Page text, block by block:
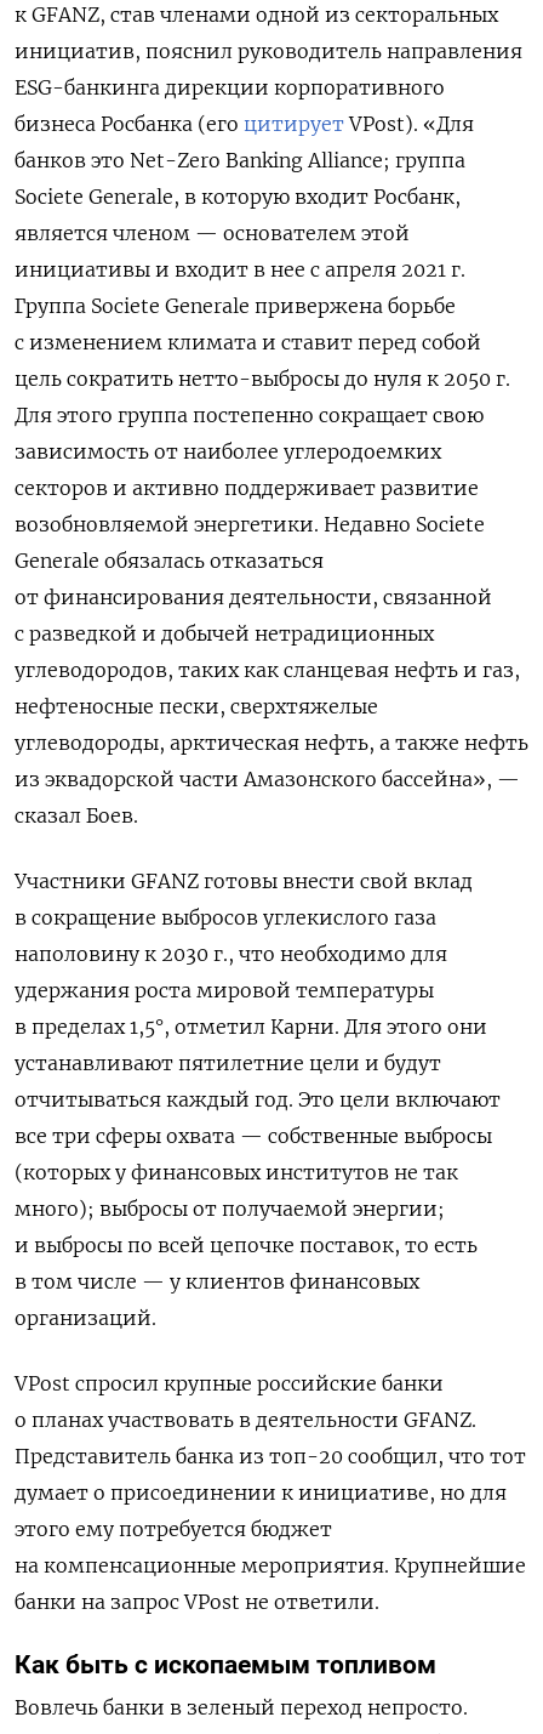
к GFANZ, став членами одной из секторальных
инициатив, пояснил руководитель направления
ESG-банкинга дирекции корпоративного
бизнеса Росбанка (его цитируетVPost). «Для
банков это Net-Zero Banking Alliance; группа
Societe Generale, в которую входит Росбанк,
является членом — основателем этой
инициативы и входит в нее с апреля 2021 г.
Группа Societe Generale привержена борьбе
с изменением климата и ставит перед собой
цель сократить нетто-выбросы до нуля к 2050 г.
Для этого группа постепенно сокращает свою
зависимость от наиболее углеродоемких
секторов и активно поддерживает развитие
возобновляемой энергетики. Недавно Societe
Generale обязалась отказаться
от финансирования деятельности, связанной
с разведкой и добычей нетрадиционных
углеводородов, таких как сланцевая нефть и газ,
нефтеносные пески, сверхтяжелые
углеводороды, арктическая нефть, а также нефть
из эквадорской части Амазонского бассейна», —
сказал Боев.
Участники GFANZ готовы внести свой вклад
в сокращение выбросов углекислого газа
наполовину к 2030 г., что необходимо для
удержания роста мировой температуры
в пределах 1,5°, отметил Карни. Для этого они
устанавливают пятилетние цели и будут
отчитываться каждый год. Это цели включают
все три сферы охвата — собственные выбросы
(которых у финансовых институтов не так
много); выбросы от получаемой энергии;
и выбросы по всей цепочке поставок, то есть
в том числе — у клиентов финансовых
организаций.
VPost спросил крупные российские банки
о планах участвовать в деятельности GFANZ.
Представитель банка из топ-20 сообщил, что тот
думает о присоединении к инициативе, но для
этого ему потребуется бюджет
на компенсационные мероприятия. Крупнейшие
банки на запрос VPost не ответили.
Как быть с ископаемым топливом
Вовлечь банки в зеленый переход непросто.